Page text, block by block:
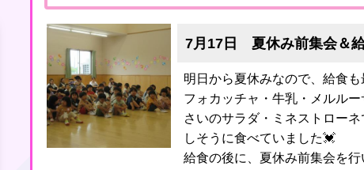
7月17日 夏休み前集会＆
明日から夏休みなので、給食も
フォカッチャ・牛乳・メルル
さいのサラダ・ミネストロー
しそうに食べていました💓
給食の後に、夏休み前集会を行
次の月へ